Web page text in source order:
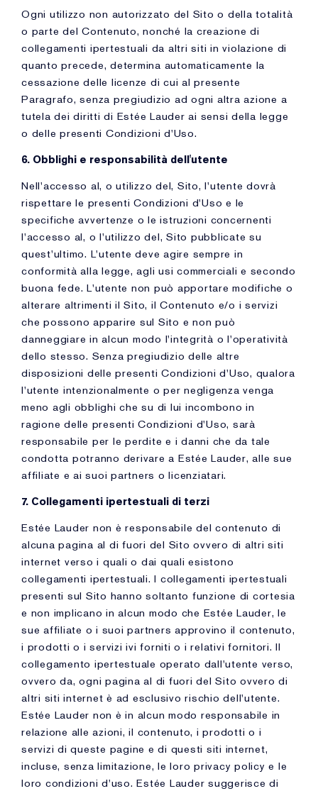
Ogni utilizzo non autorizzato del Sito o della totalità
o parte del Contenuto, nonché la creazione di
collegamenti ipertestuali da altri siti in violazione di
quanto precede, determina automaticamente la
cessazione delle licenze di cui al presente
Paragrafo, senza pregiudizio ad ogni altra azione a
tutela dei diritti di Estée Lauder ai sensi della legge
o delle presenti Condizioni d'Uso.
6. Obblighi e responsabilità dell'utente
Nell'accesso al, o utilizzo del, Sito, l'utente dovrà
rispettare le presenti Condizioni d'Uso e le
specifiche avvertenze o le istruzioni concernenti
l'accesso al, o l'utilizzo del, Sito pubblicate su
quest'ultimo. L'utente deve agire sempre in
conformità alla legge, agli usi commerciali e secondo
buona fede. L'utente non può apportare modifiche o
alterare altrimenti il Sito, il Contenuto e/o i servizi
che possono apparire sul Sito e non può
danneggiare in alcun modo l'integrità o l'operatività
dello stesso. Senza pregiudizio delle altre
disposizioni delle presenti Condizioni d'Uso, qualora
l'utente intenzionalmente o per negligenza venga
meno agli obblighi che su di lui incombono in
ragione delle presenti Condizioni d'Uso, sarà
responsabile per le perdite e i danni che da tale
condotta potranno derivare a Estée Lauder, alle sue
affiliate e ai suoi partners o licenziatari.
7. Collegamenti ipertestuali di terzi
Estée Lauder non è responsabile del contenuto di
alcuna pagina al di fuori del Sito ovvero di altri siti
internet verso i quali o dai quali esistono
collegamenti ipertestuali. I collegamenti ipertestuali
presenti sul Sito hanno soltanto funzione di cortesia
e non implicano in alcun modo che Estée Lauder, le
sue affiliate o i suoi partners approvino il contenuto,
i prodotti o i servizi ivi forniti o i relativi fornitori. Il
collegamento ipertestuale operato dall'utente verso,
ovvero da, ogni pagina al di fuori del Sito ovvero di
altri siti internet è ad esclusivo rischio dell'utente.
Estée Lauder non è in alcun modo responsabile in
relazione alle azioni, il contenuto, i prodotti o i
servizi di queste pagine e di questi siti internet,
incluse, senza limitazione, le loro privacy policy e le
loro condizioni d'uso. Estée Lauder suggerisce di